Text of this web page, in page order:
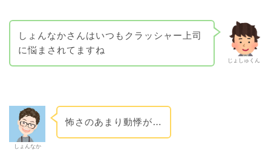
じょしゅくん
しょんなかさんはいつもクラッシャー上司
に悩まされてますね
しょんなか
怖さのあまり動悸が…